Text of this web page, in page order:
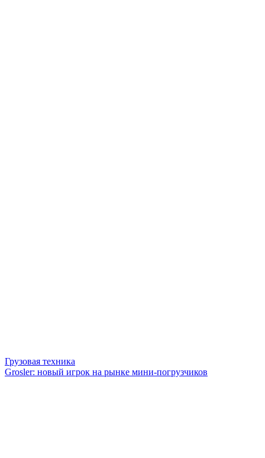
Грузовая техника
Grosler: новый игрок на рынке мини-погрузчиков